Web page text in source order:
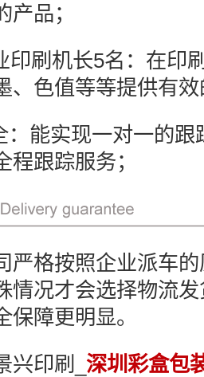
品；
印刷机长5名：在印
、色值等等提供有
：能实现一对一的
跟踪服务；
严格按照企业派车
情况才会选择物流
障更明显。
兴印刷_ 深圳彩盒包